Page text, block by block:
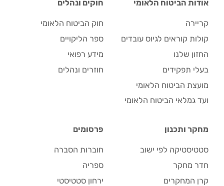
אודות הביטוח הלאומי
קריירה
קולות קוראים לגיוס עובדים
החזון שלנו
בעלי תפקידים
מועצת הביטוח הלאומי
ועד גמלאי הביטוח הלאומי
חוקים ונהלים
חוק הביטוח הלאומי
ספר הליקויים
מידע רפואי
חוזרים ונהלים
מחקר ותכנון
סטטיסטיקה לפי ישוב
חדר מחקר
קרן המחקרים
פרסומים
חוברות הסברה
ספריה
ירחון סטטיסטי